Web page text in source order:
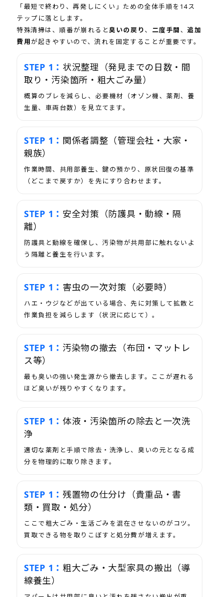
「最短で終わり、再発しにくい」ための全体手順を14ス
テップに落とします。
特殊清掃は、順番が崩れると臭いの戻り 、 二度手間 、追加
費用が起きやすいので、流れを固定することが重要です。
状況整理（発見までの日数・間
取り・汚染箇所・粗大ごみ量）
概算のブレを減らし、必要機材（オゾン機、薬剤、養
生量、車両台数）を見立てます。
関係者調整（管理会社・大家・
親族）
作業時間、共用部養生、鍵の預かり、原状回復の基準
（どこまで戻すか）を先にすり合わせます。
安全対策（防護具・動線・隔
離）
防護具と動線を確保し、汚染物が共用部に触れないよ
う隔離と養生を行います。
害虫の一次対策（必要時）
ハエ・ウジなどが出ている場合、先に対策して拡散と
作業負担を減らします（状況に応じて）。
汚染物の撤去（布団・マットレ
ス等）
最も臭いの強い発生源から撤去します。ここが遅れる
ほど臭いが残りやすくなります。
体液・汚染箇所の除去と一次洗
浄
適切な薬剤と手順で除去・洗浄し、臭いの元となる成
分を物理的に取り除きます。
残置物の仕分け（貴重品・書
類・買取・処分）
ここで粗大ごみ・生活ごみを混在させないのがコツ。
買取できる物を取りこぼすと処分費が増えます。
粗大ごみ・大型家具の搬出（導
線養生）